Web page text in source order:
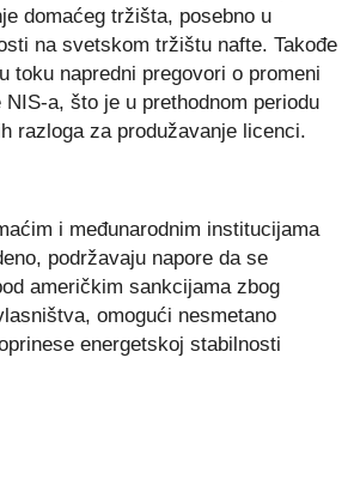
domaćeg tržišta, posebno u
na svetskom tržištu nafte. Takođe
toku napredni pregovori o promeni
a, što je u prethodnom periodu
razloga za produžavanje licenci.
i međunarodnim institucijama
podržavaju napore da se
američkim sankcijama zbog
omogući nesmetano
energetskoj stabilnosti